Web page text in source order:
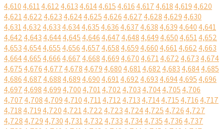
4,6104,6114,6124,6134,6144,6154,6164,6174,6184,6194,620
4,6214,6224,6234,6244,6254,6264,6274,6284,6294,630
4,6314,6324,6334,6344,6354,6364,6374,6384,6394,6404,641
4,6424,6434,6444,6454,6464,6474,6484,6494,6504,6514,652
4,6534,6544,6554,6564,6574,6584,6594,6604,6614,6624,663
4,6644,6654,6664,6674,6684,6694,6704,6714,6724,6734,674
4,6754,6764,6774,6784,6794,6804,6814,6824,6834,6844,685
4,6864,6874,6884,6894,6904,6914,6924,6934,6944,6954,696
4,6974,6984,6994,7004,7014,7024,7034,7044,7054,706
4,7074,7084,7094,7104,7114,7124,7134,7144,7154,7164,717
4,7184,7194,7204,7214,7224,7234,7244,7254,7264,727
4,7284,7294,7304,7314,7324,7334,7344,7354,7364,737